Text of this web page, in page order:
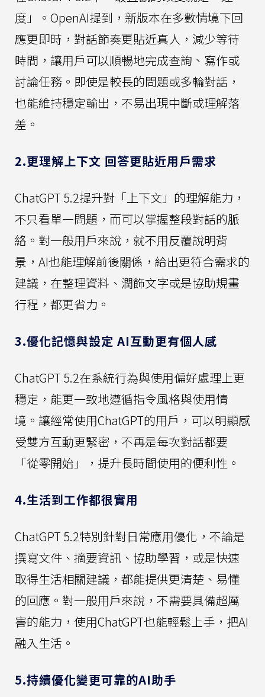
度」。OpenAI提到，新版本在多數情境下回
應更即時，對話節奏更貼近真人，減少等待
時間，讓用戶可以順暢地完成查詢、寫作或
討論任務。即使是較長的問題或多輪對話，
也能維持穩定輸出，不易出現中斷或理解落
差。
2.更理解上下文 回答更貼近用戶需求
ChatGPT 5.2提升對「上下文」的理解能力，
不只看單一問題，而可以掌握整段對話的脈
絡。對一般用戶來說，就不用反覆說明背
景，AI也能理解前後關係，給出更符合需求的
建議，在整理資料、潤飾文字或是協助規畫
行程，都更省力。
3.優化記憶與設定 AI互動更有個人感
ChatGPT 5.2在系統行為與使用偏好處理上更
穩定，能更一致地遵循指令風格與使用情
境。讓經常使用ChatGPT的用戶，可以明顯感
受雙方互動更緊密，不再是每次對話都要
「從零開始」，提升長時間使用的便利性。
4.生活到工作都很實用
ChatGPT 5.2特別針對日常應用優化，不論是
撰寫文件、摘要資訊、協助學習，或是快速
取得生活相關建議，都能提供更清楚、易懂
的回應。對一般用戶來說，不需要具備超厲
害的能力，使用ChatGPT也能輕鬆上手，把AI
融入生活。
5.持續優化變更可靠的AI助手